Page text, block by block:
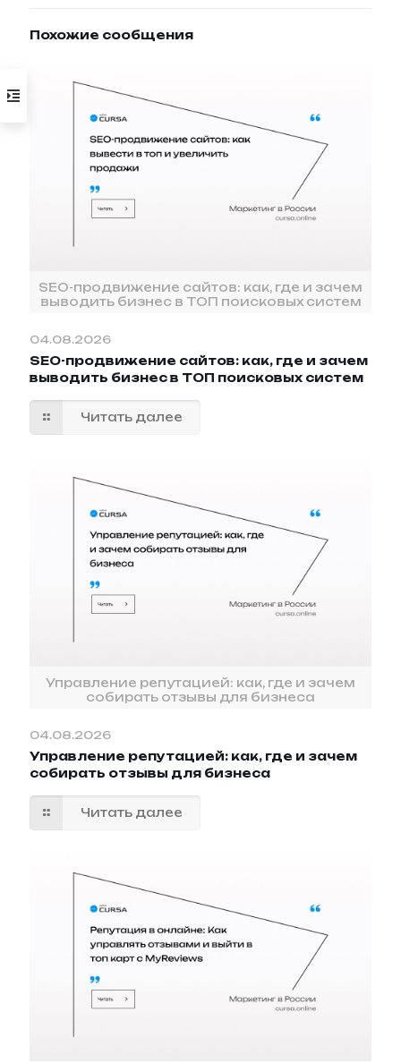
Похожие сообщения
SEO-продвижение сайтов: как, где и зачем
выводить бизнес в ТОП поисковых систем
04.08.2026
SEO-продвижение сайтов: как, где и зачем
выводить бизнес в ТОП поисковых систем
Читать далее
Управление репутацией: как, где и зачем
собирать отзывы для бизнеса
04.08.2026
Управление репутацией: как, где и зачем
собирать отзывы для бизнеса
Читать далее